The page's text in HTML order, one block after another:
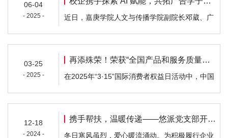
06-04
- 2025 -
近日，嘉庚学院人文与传播学院副院长邓葳、广
派新生活科技有限公司董事长林坚、副总经理廖
为福热情接待，并详细介绍了企业的发展历程、
业务范围以及未来规划。邓葳副院长向厦门悠派
03-25
- 2025 -
再添殊荣！荣获“全国产品和服务质量诚信承诺企业”以及“全国质量检验稳定合格产品”两项荣誉
在2025年“3·15”国际消费者权益日活动中，中国
活动。该活动旨在通过企业的质量诚信承诺，营
造良好的消费环境，提升消费者对产品质量和服
12-18
- 2024 -
携手帮扶，温暖传递——悠派党支部开展“帮扶献爱心”慰问困难群众活动
冬日寒风虽烈，爱心暖流涌动。为积极履行企业